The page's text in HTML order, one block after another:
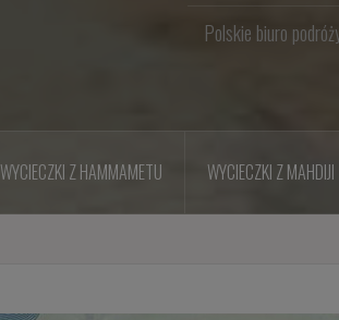
Polskie biuro
WYCIECZKI Z HAMMAMETU WYCIECZKI Z MAHDIJI